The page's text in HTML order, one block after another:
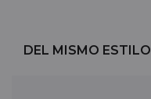
DEL MISMO ESTILO